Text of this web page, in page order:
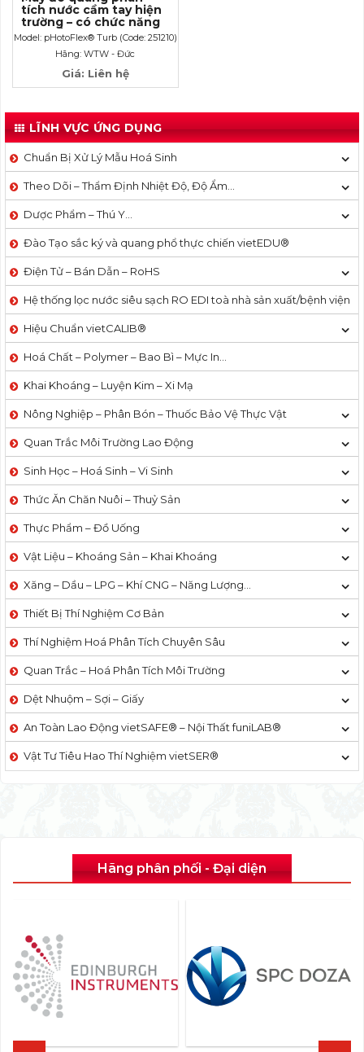
tích nước cầm tay hiện
trường – có chức năng
đo pH/độ đục; Model:
pHotoFlex® Turb
(Code: 251210)
Model: pHotoFlex® Turb (Code: 251210)
Hãng: WTW - Đức
Giá: Liên hệ
LĨNH VỰC ỨNG DỤNG
Chuẩn Bị Xử Lý Mẫu Hoá Sinh
Theo Dõi – Thẩm Định Nhiệt Độ, Độ Ẩm…
Dược Phẩm – Thú Y…
Đào Tạo sắc ký và quang phổ thực chiến vietEDU®
Điện Tử – Bán Dẫn – RoHS
Hệ thống lọc nước siêu sạch RO EDI​​ toà nhà sản xuất/bệnh viện
Hiệu Chuẩn vietCALIB®
Hoá Chất – Polymer – Bao Bì – Mực In…
Khai Khoáng – Luyện Kim – Xi Mạ
Nông Nghiệp – Phân Bón – Thuốc Bảo Vệ Thực Vật
Quan Trắc Môi Trường Lao Động
Sinh Học – Hoá Sinh – Vi Sinh
Thức Ăn Chăn Nuôi – Thuỷ Sản
Thực Phẩm – Đồ Uống
Vật Liệu – Khoáng Sản – Khai Khoáng
Xăng – Dầu – LPG – Khí CNG – Năng Lượng…
Thiết Bị Thí Nghiệm Cơ Bản
Thí Nghiệm Hoá Phân Tích Chuyên Sâu
Quan Trắc – Hoá Phân Tích Môi Trường
Dệt Nhuộm – Sợi – Giấy
An Toàn Lao Động vietSAFE® – Nội Thất funiLAB®
Vật Tư Tiêu Hao Thí Nghiệm vietSER®
Hãng phân phối - Đại diện